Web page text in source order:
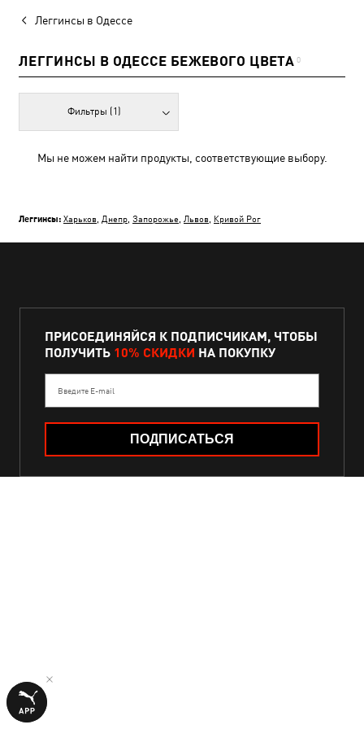
Леггинсы в Одессе
ЛЕГГИНСЫ В ОДЕССЕ БЕЖЕВОГО ЦВЕТА 0
Фильтры (1)
Мы не можем найти продукты, соответствующие выбору.
Леггинсы: Харьков Днепр Запорожье Львов Кривой Рог
ПРИСОЕДИНЯЙСЯ К ПОДПИСЧИКАМ, ЧТОБЫ
ПОЛУЧИТЬ 10% СКИДКИ НА ПОКУПКУ
Введите E-mail
ПОДПИСАТЬСЯ